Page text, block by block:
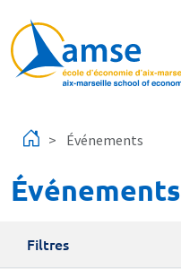
Événements
Événements
Filtres